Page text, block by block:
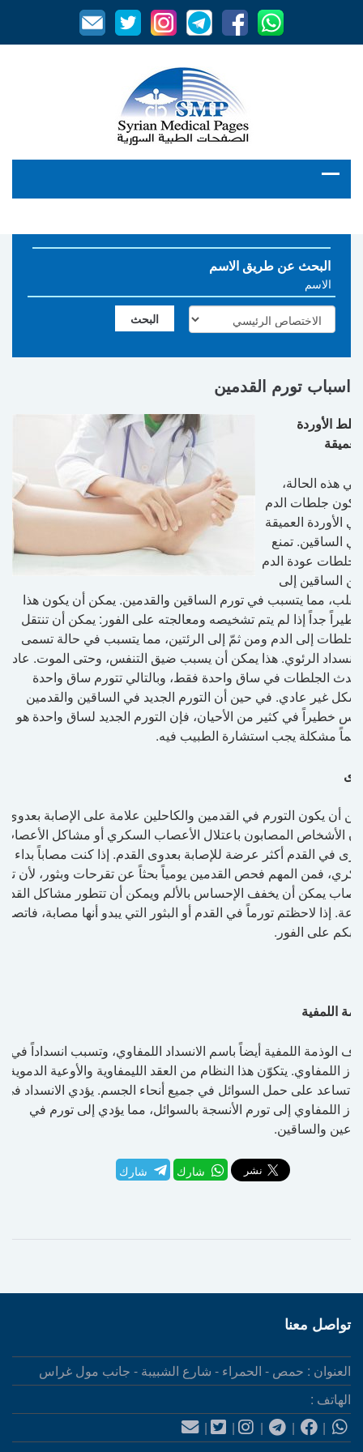
البحث عن طريق الاسم
اسباب تورم القدمين
تجلط الأوردة
العميقة
في هذه الحالة،
تتكون جلطات الدم
في الأوردة العميقة
في الساقين. تمنع
الجلطات عودة الدم
من الساقين إلى
القلب، مما يتسبب في تورم الساقين والقدمين. يمكن أن يكون هذا
خطيراً جداً إذا لم يتم تشخيصه ومعالجته على الفور: يمكن أن تنتقل
الجلطات إلى الدم ومن ثمّ إلى الرئتين، مما يتسبب في حالة تسمى
الانسداد الرئوي. هذا يمكن أن يسبب ضيق التنفس، وحتى الموت. عادة،
تحدث الجلطات في ساق واحدة فقط، وبالتالي تتورم ساق واحدة
بشكل غير عادي. في حين أن التورم الجديد في الساقين والقدمين
ليس خطيراً في كثير من الأحيان، فإن التورم الجديد لساق واحدة هو
دائماً مشكلة يجب استشارة الطبيب فيه.
أن يكون التورم في القدمين والكاحلين علامة على الإصابة بعدوى.
الأشخاص المصابون باعتلال الأعصاب السكري أو مشاكل الأعصاب
في القدم أكثر عرضة للإصابة بعدوى القدم. إذا كنت مصاباً بداء
فمن المهم فحص القدمين يومياً بحثاً عن تقرحات وبثور، لأن
يمكن أن يخفف الإحساس بالألم ويمكن أن تتطور مشاكل القدم
إذا لاحظتم تورماً في القدم أو البثور التي يبدو أنها مصابة، فاتصلوا
على الفور.
اللمفية
الوذمة اللمفية أيضاً باسم الانسداد اللمفاوي، وتسبب انسداداً في
اللمفاوي. يتكوّن هذا النظام من العقد الليمفاوية والأوعية الدموية
تساعد على حمل السوائل في جميع أنحاء الجسم. يؤدي الانسداد في
اللمفاوي إلى تورم الأنسجة بالسوائل، مما يؤدي إلى تورم في
والساقين.
شارك شارك
تواصل معنا
العنوان : حمص - الحمراء - شارع الشبيبة - جانب مول غراس
الهاتف :
|
|
|
|
|